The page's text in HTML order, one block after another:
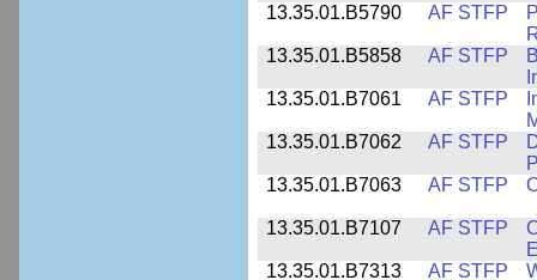
13.35.01.B5790 AF STFP
13.35.01.B5858
AF STFP
13.35.01.B7061
AF STFP
13.35.01.B7062
AF STFP
13.35.01.B7063
AF STFP
13.35.01.B7107 AF STFP
13.35.01.B7313
AF STFP